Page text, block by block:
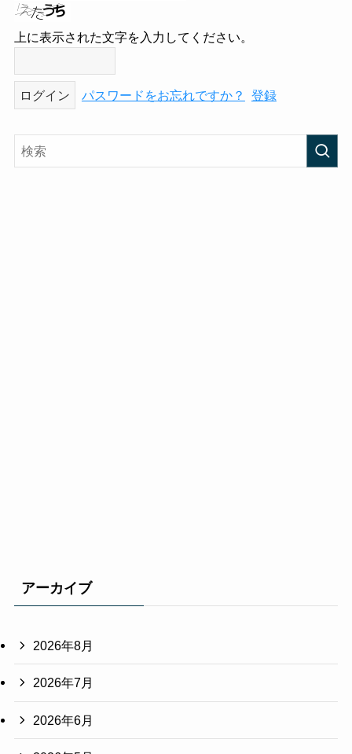
上に表示された文字を入力してください。
パスワードをお忘れですか？ 登録
アーカイブ
2026年8月
2026年7月
2026年6月